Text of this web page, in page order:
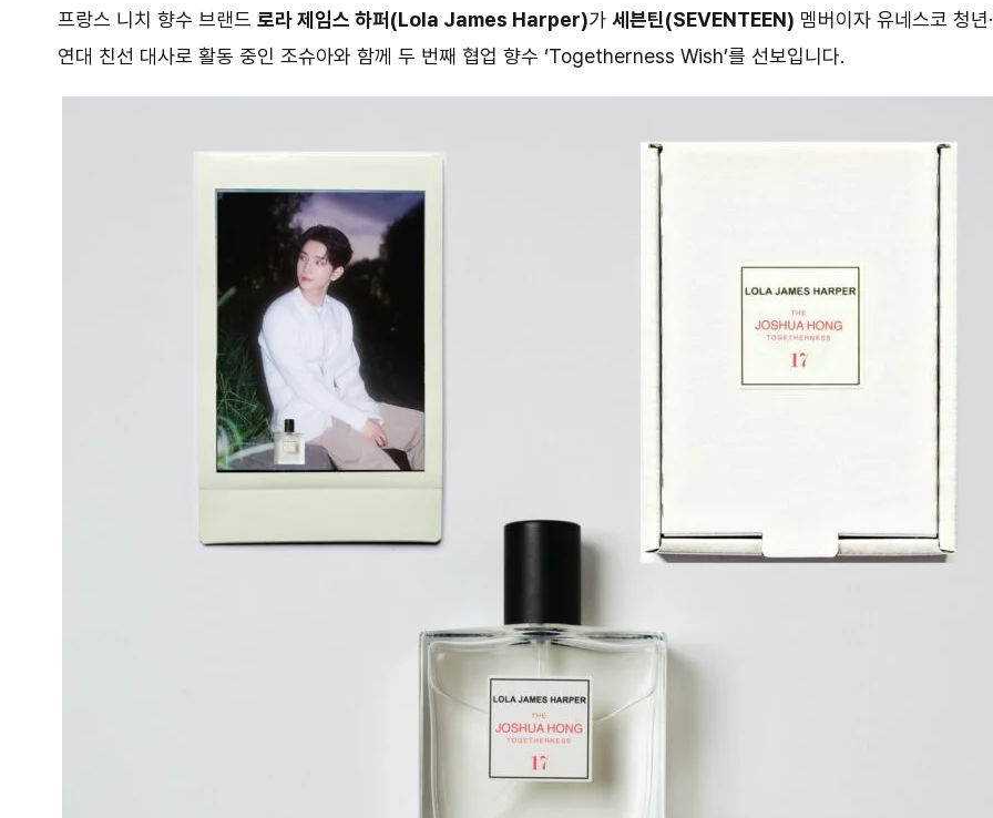
프랑스 니치 향수 브랜드 로라 제임스 하퍼(Lola James Harper)가 세븐틴(SEVENTEEN) 멤버이자 유네스코 청년·
연대 친선 대사로 활동 중인 조슈아와 함께 두 번째 협업 향수 ‘Togetherness Wish’를 선보입니다.